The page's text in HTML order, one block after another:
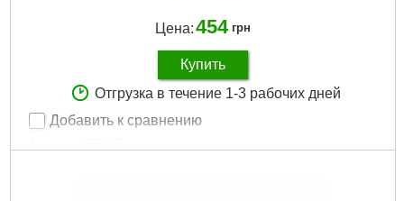
Цена:454 грн
Купить
Отгрузка в течение 1-3 рабочих дней
Добавить к сравнению